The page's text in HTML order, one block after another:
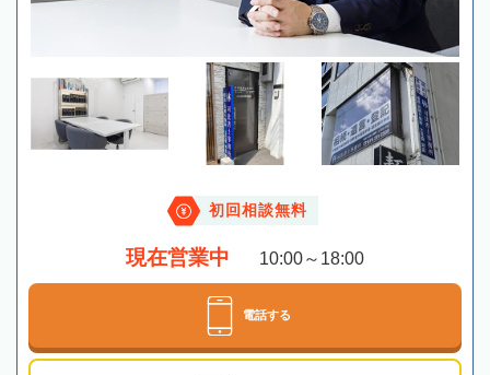
初回相談無料
現在営業中 10:00～18:00
電話する